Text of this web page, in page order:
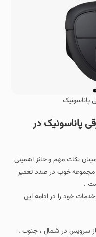
پاناسونیک
پاناسونیک در
نکات مهم و حائز اهمیتی
مجموعه خوب در صدد تعمیر
.
خود را در ادامه این
سرویس در شمال ، جنوب ،